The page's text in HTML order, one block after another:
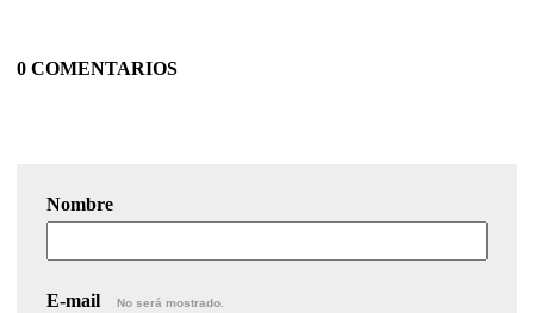
0 COMENTARIOS
Nombre
E-mail No será mostrado.